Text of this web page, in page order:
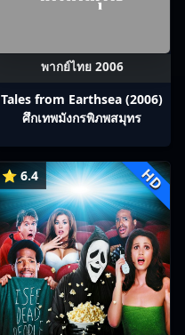
พากย์ไทย 2006
Tales from Earthsea (2006)
ศึกเทพมังกรพิภพสมุทร
⭐ 6.4 HD